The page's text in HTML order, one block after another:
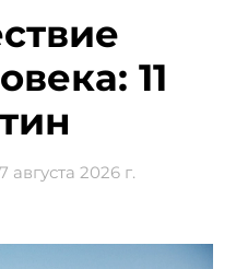
11
7 августа 2026 г.